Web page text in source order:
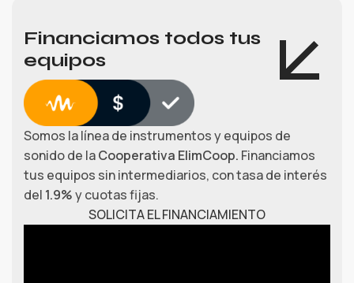
Financiamos todos tus
equipos
Somos la línea de instrumentos y equipos de
sonido de laCooperativa ElimCoop. Financiamos
tus equipos sin intermediarios, con tasa de interés
del 1.9%y cuotas fijas.
SOLICITA EL FINANCIAMIENTO